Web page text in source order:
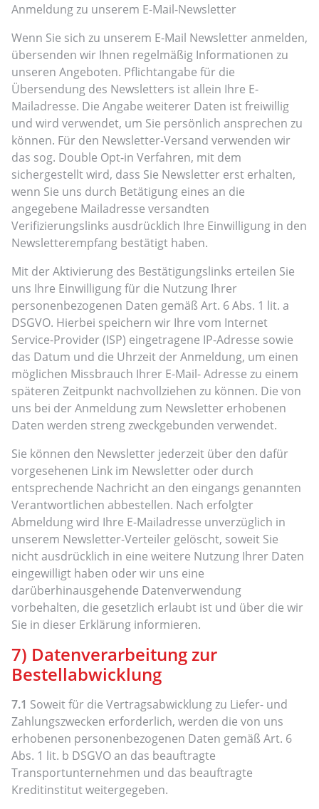
Anmeldung zu unserem E-Mail-Newsletter
Wenn Sie sich zu unserem E-Mail Newsletter anmelden,
übersenden wir Ihnen regelmäßig Informationen zu
unseren Angeboten. Pflichtangabe für die
Übersendung des Newsletters ist allein Ihre E-
Mailadresse. Die Angabe weiterer Daten ist freiwillig
und wird verwendet, um Sie persönlich ansprechen zu
können. Für den Newsletter-Versand verwenden wir
das sog. Double Opt-in Verfahren, mit dem
sichergestellt wird, dass Sie Newsletter erst erhalten,
wenn Sie uns durch Betätigung eines an die
angegebene Mailadresse versandten
Verifizierungslinks ausdrücklich Ihre Einwilligung in den
Newsletterempfang bestätigt haben.
Mit der Aktivierung des Bestätigungslinks erteilen Sie
uns Ihre Einwilligung für die Nutzung Ihrer
personenbezogenen Daten gemäß Art. 6 Abs. 1 lit. a
DSGVO. Hierbei speichern wir Ihre vom Internet
Service-Provider (ISP) eingetragene IP-Adresse sowie
das Datum und die Uhrzeit der Anmeldung, um einen
möglichen Missbrauch Ihrer E-Mail- Adresse zu einem
späteren Zeitpunkt nachvollziehen zu können. Die von
uns bei der Anmeldung zum Newsletter erhobenen
Daten werden streng zweckgebunden verwendet.
Sie können den Newsletter jederzeit über den dafür
vorgesehenen Link im Newsletter oder durch
entsprechende Nachricht an den eingangs genannten
Verantwortlichen abbestellen. Nach erfolgter
Abmeldung wird Ihre E-Mailadresse unverzüglich in
unserem Newsletter-Verteiler gelöscht, soweit Sie
nicht ausdrücklich in eine weitere Nutzung Ihrer Daten
eingewilligt haben oder wir uns eine
darüberhinausgehende Datenverwendung
vorbehalten, die gesetzlich erlaubt ist und über die wir
Sie in dieser Erklärung informieren.
7) Datenverarbeitung zur
Bestellabwicklung
7.1 Soweit für die Vertragsabwicklung zu Liefer- und
Zahlungszwecken erforderlich, werden die von uns
erhobenen personenbezogenen Daten gemäß Art. 6
Abs. 1 lit. b DSGVO an das beauftragte
Transportunternehmen und das beauftragte
Kreditinstitut weitergegeben.